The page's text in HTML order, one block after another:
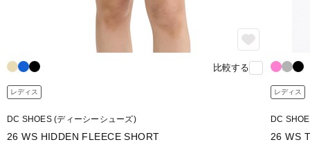
比較する
レディス
DC SHOES (ディーシーシューズ)
26 WS HIDDEN FLEECE SHORT
レディス
DC
26 WS